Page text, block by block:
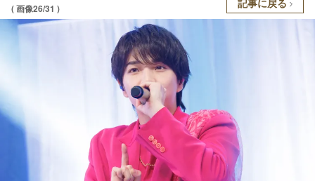
( 画像26/31 ) 記事に戻る